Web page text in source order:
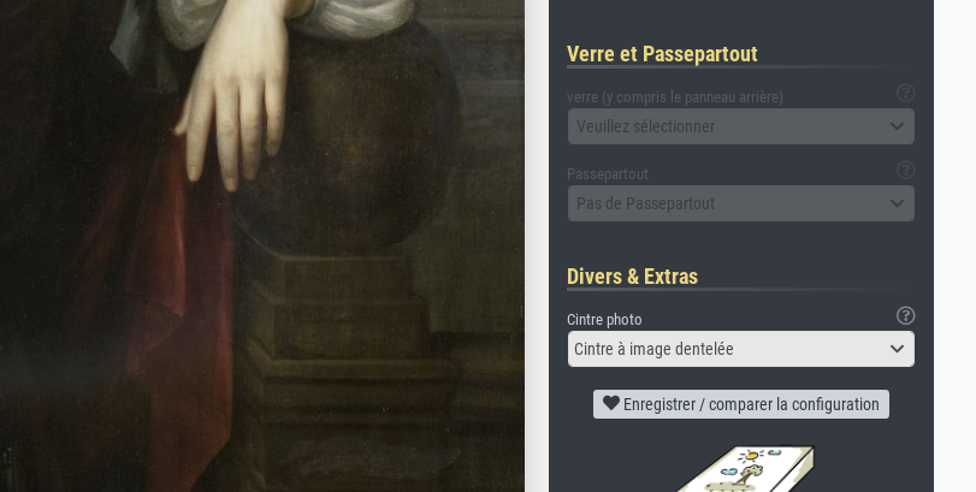
Verre et Passepartout
verre (y compris le panneau arrière)
Veuillez sélectionner
Passepartout
Pas de Passepartout
Divers & Extras
Cintre photo
Cintre à image dentelée
Enregistrer / comparer la configuration